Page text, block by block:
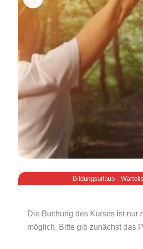
Bildungsurlaub -
Die Buchung des Kurses ist nur
möglich. Bitte gib zunächst das